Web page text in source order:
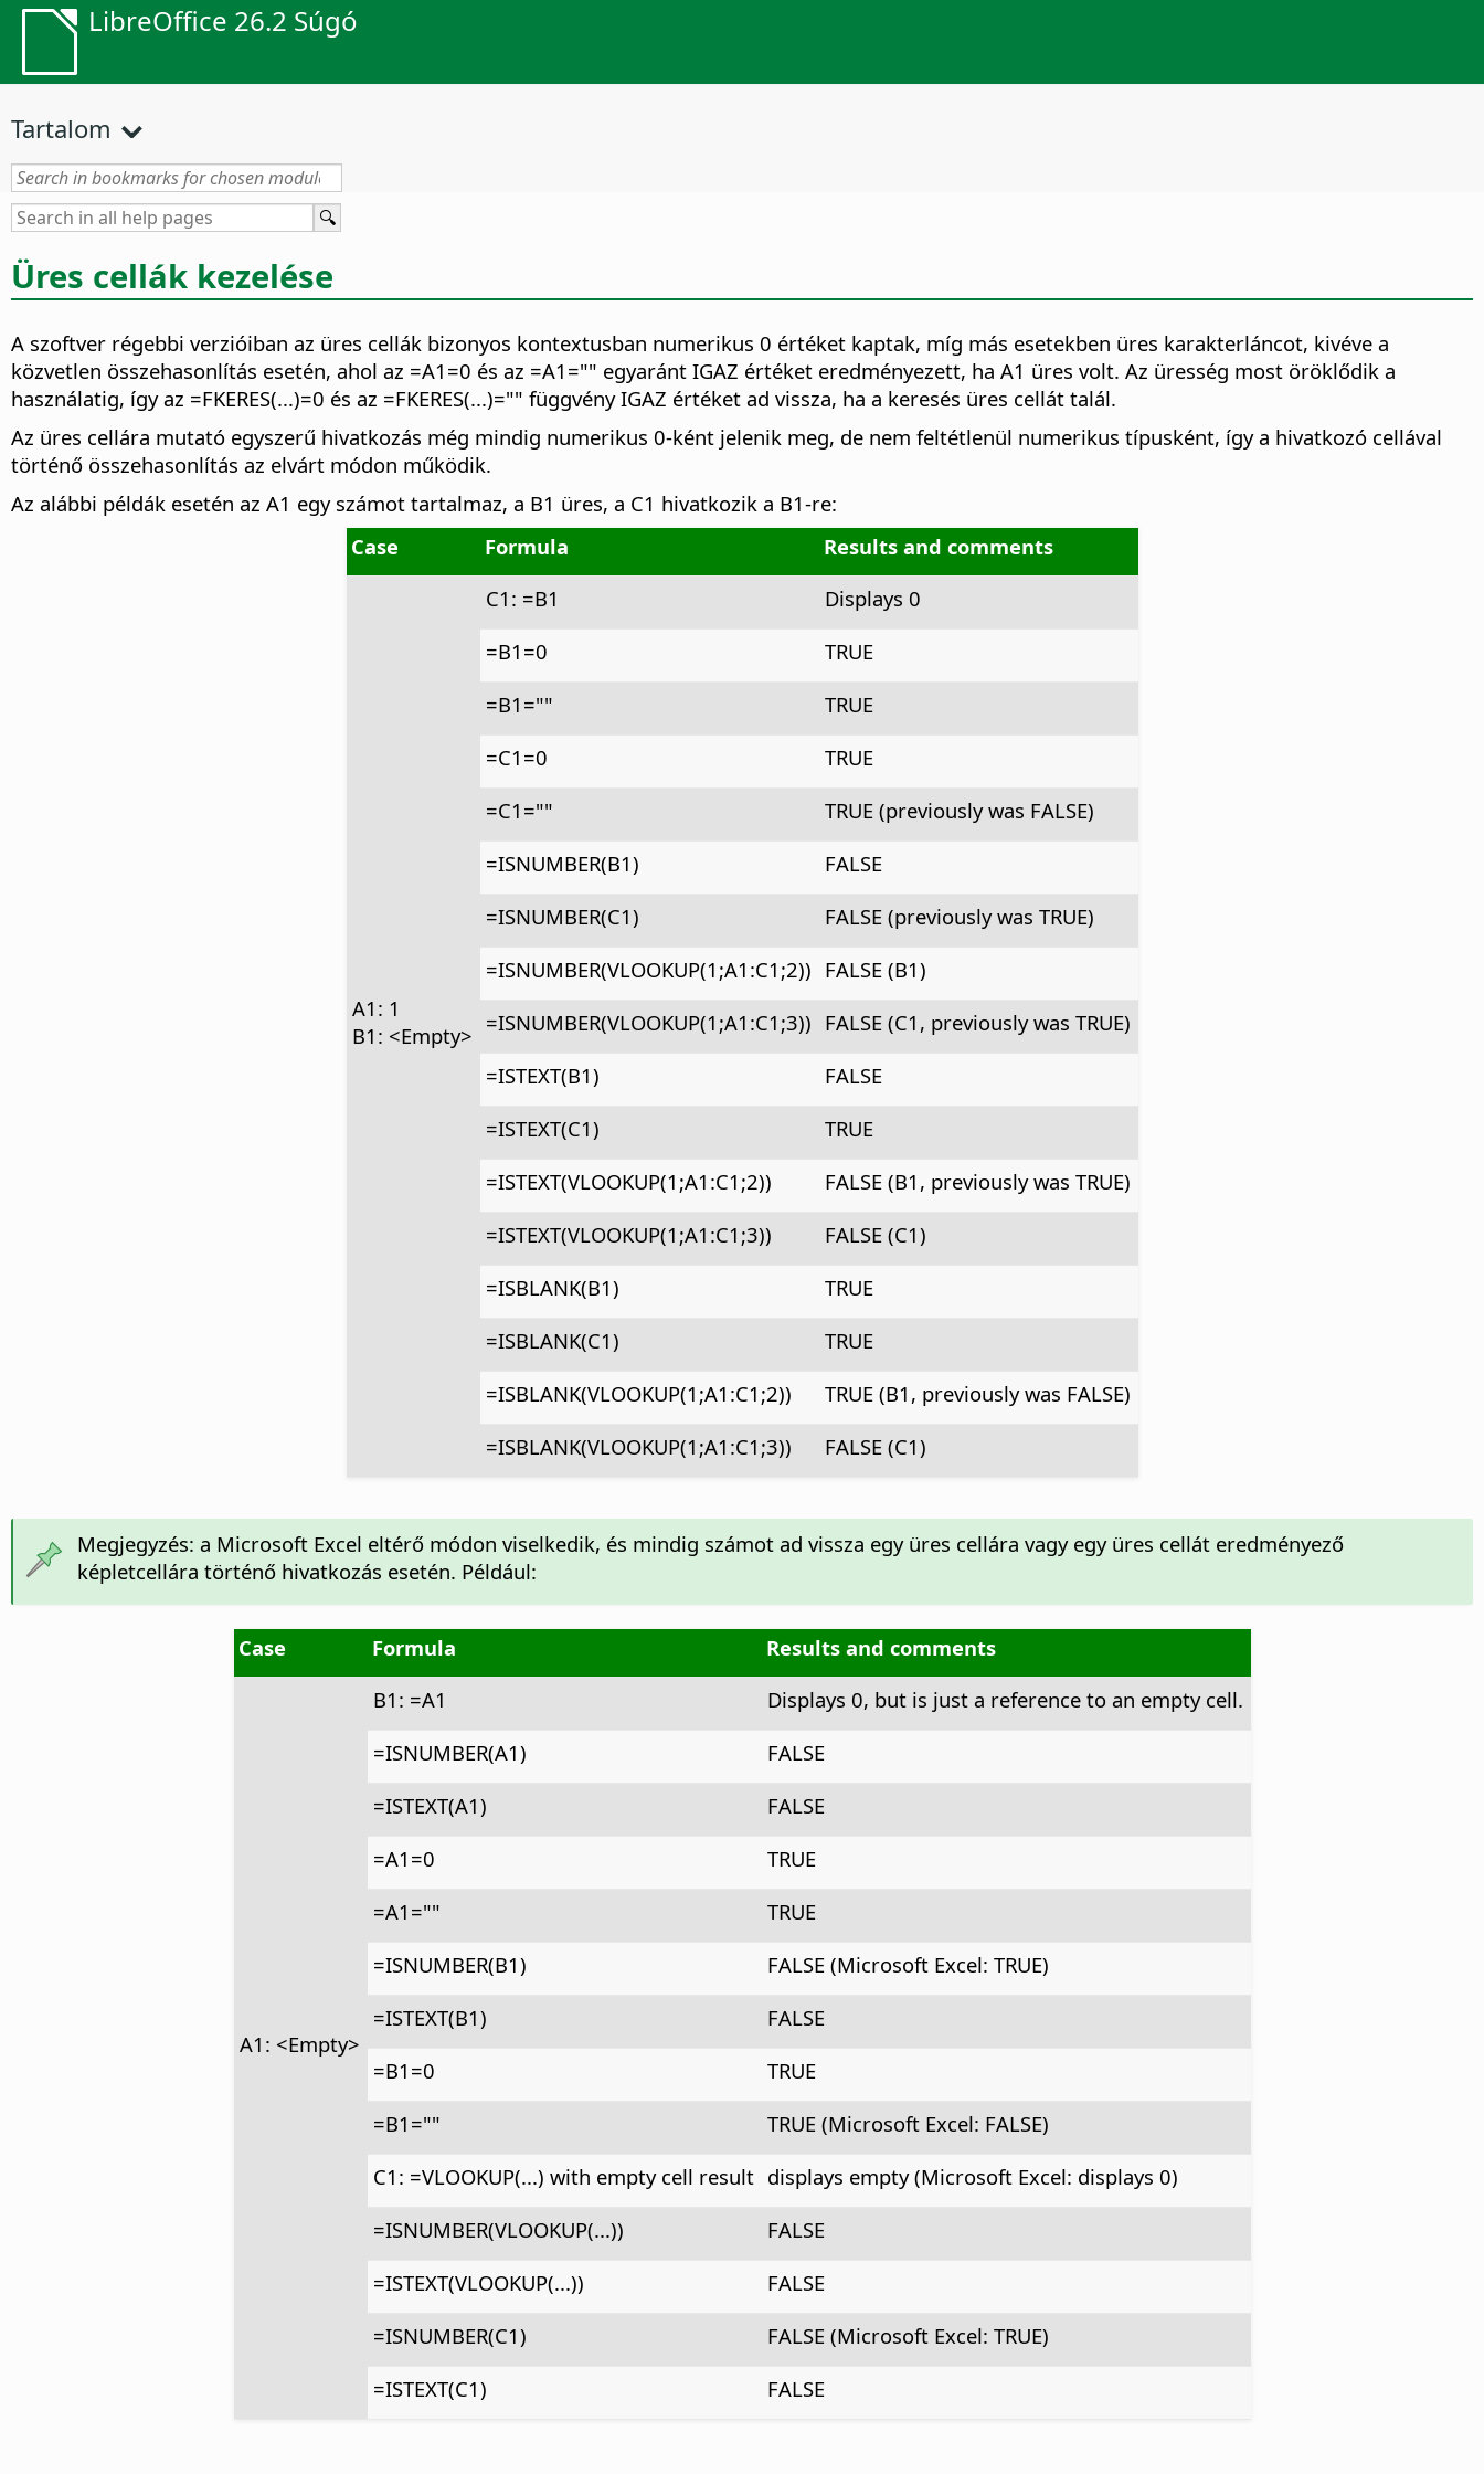
LibreOffice 26.2 Súgó
Tartalom
Üres cellák kezelése
A szoftver régebbi verzióiban az üres cellák bizonyos kontextusban numerikus 0 értéket kaptak, míg más esetekben üres karakterláncot, kivéve a
közvetlen összehasonlítás esetén, ahol az =A1=0 és az =A1="" egyaránt IGAZ értéket eredményezett, ha A1 üres volt. Az üresség most öröklődik a
használatig, így az =FKERES(...)=0 és az =FKERES(...)="" függvény IGAZ értéket ad vissza, ha a keresés üres cellát talál.
Az üres cellára mutató egyszerű hivatkozás még mindig numerikus 0-ként jelenik meg, de nem feltétlenül numerikus típusként, így a hivatkozó cellával
történő összehasonlítás az elvárt módon működik.
Az alábbi példák esetén az A1 egy számot tartalmaz, a B1 üres, a C1 hivatkozik a B1-re:
Case
Formula Results and comments
A1: 1
B1: <Empty>
C1: =B1
Displays 0
=B1=0
TRUE
=B1=""
TRUE
=C1=0
TRUE
=C1=""
TRUE (previously was FALSE)
=ISNUMBER(B1)
FALSE
=ISNUMBER(C1)
FALSE (previously was TRUE)
=ISNUMBER(VLOOKUP(1;A1:C1;2)) FALSE (B1)
=ISNUMBER(VLOOKUP(1;A1:C1;3)) FALSE (C1, previously was TRUE)
=ISTEXT(B1)
FALSE
=ISTEXT(C1)
TRUE
=ISTEXT(VLOOKUP(1;A1:C1;2))
FALSE (B1, previously was TRUE)
=ISTEXT(VLOOKUP(1;A1:C1;3))
FALSE (C1)
=ISBLANK(B1)
TRUE
=ISBLANK(C1)
TRUE
=ISBLANK(VLOOKUP(1;A1:C1;2))
TRUE (B1, previously was FALSE)
=ISBLANK(VLOOKUP(1;A1:C1;3))
FALSE (C1)
Megjegyzés: a Microsoft Excel eltérő módon viselkedik, és mindig számot ad vissza egy üres cellára vagy egy üres cellát eredményező
képletcellára történő hivatkozás esetén. Például:
Case Formula Results and comments
A1: <Empty>
B1: =A1
Displays 0, but is just a reference to an empty cell.
=ISNUMBER(A1)
FALSE
=ISTEXT(A1)
FALSE
=A1=0
TRUE
=A1=""
TRUE
=ISNUMBER(B1)
FALSE (Microsoft Excel: TRUE)
=ISTEXT(B1)
FALSE
=B1=0
TRUE
=B1=""
TRUE (Microsoft Excel: FALSE)
C1: =VLOOKUP(...) with empty cell result displays empty (Microsoft Excel: displays 0)
=ISNUMBER(VLOOKUP(...))
FALSE
=ISTEXT(VLOOKUP(...))
FALSE
=ISNUMBER(C1)
FALSE (Microsoft Excel: TRUE)
=ISTEXT(C1)
FALSE